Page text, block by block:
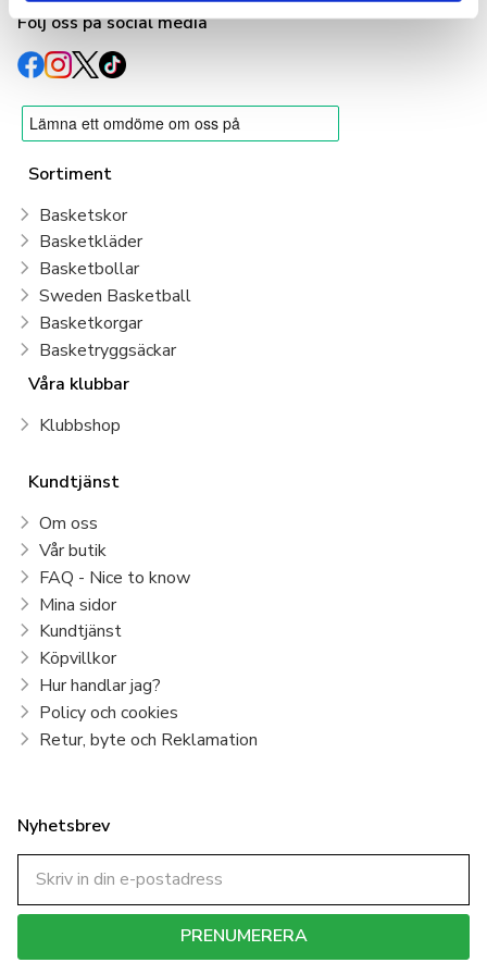
Följ oss på social media
Sortiment
Basketskor
Basketkläder
Basketbollar
Sweden Basketball
Basketkorgar
Basketryggsäckar
Våra klubbar
Klubbshop
Kundtjänst
Om oss
Vår butik
FAQ - Nice to know
Mina sidor
Kundtjänst
Köpvillkor
Hur handlar jag?
Policy och cookies
Retur, byte och Reklamation
Nyhetsbrev
PRENUMERERA